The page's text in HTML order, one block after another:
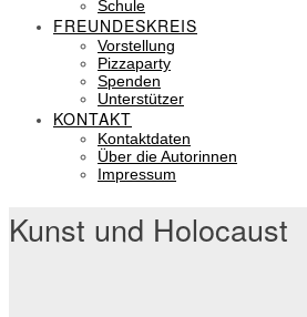
Schule
FREUNDESKREIS
Vorstellung
Pizzaparty
Spenden
Unterstützer
KONTAKT
Kontaktdaten
Über die Autorinnen
Impressum
Kunst und Holocaust